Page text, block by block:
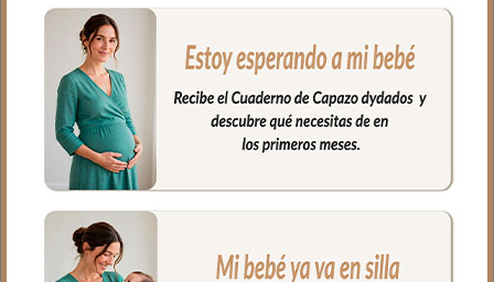
el respaldo hasta pasar a la parte
posterior y se abrochan entre ellas.
Las aberturas verticales en el respaldo y
ojales en el culete son aptas para la salida
de arenes de todo tipo de sillas.
Abertura en el centro de la funda para
de libro.
En la zona de los pies una trasera elástica